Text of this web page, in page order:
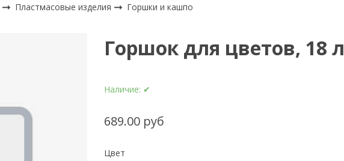
Пластмасовые изделия Горшки и кашпо
Горшок для цветов, 18 л
Наличие: ✔
689.00 руб
Цвет